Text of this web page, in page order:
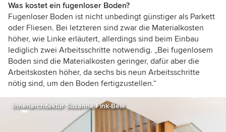
Was kostet ein fugenloser Boden?
Fugenloser Boden ist nicht unbedingt günstiger als Parkett
oder Fliesen. Bei letzteren sind zwar die Materialkosten
höher, wie Linke erläutert, allerdings sind beim Einbau
lediglich zwei Arbeitsschritte notwendig. „Bei fugenlosem
Boden sind die Materialkosten geringer, dafür aber die
Arbeitskosten höher, da sechs bis neun Arbeitsschritte
nötig sind, um den Boden fertigzustellen.“
Innenarchitektur Susanne Fink-Beie